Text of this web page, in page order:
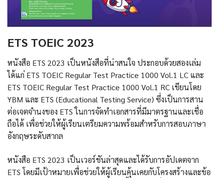
ETS TOEIC 2023
หนังสือ ETS 2023 เป็นหนังสือที่น่าสนใจ ประกอบด้วยสองเล่ม
ได้แก่ ETS TOEIC Regular Test Practice 1000 Vol.1 LC และ
ETS TOEIC Regular Test Practice 1000 Vol.1 RC เขียนโดย
YBM และ ETS (Educational Testing Service) ซึ่งเป็นการสาน
ต่อเจตจำนงของ ETS ในการจัดทำเอกสารที่มีมาตรฐานและเชื่อ
ถือได้ เพื่อช่วยให้ผู้เรียนเตรียมความพร้อมสำหรับการสอบภาษา
อังกฤษระดับสากล
หนังสือ ETS 2023 เป็นเวอร์ชันล่าสุดและได้รับการอัปเดตจาก
ETS โดยมีเป้าหมายเพื่อช่วยให้ผู้เรียนคุ้นเคยกับโครงสร้างและข้อ